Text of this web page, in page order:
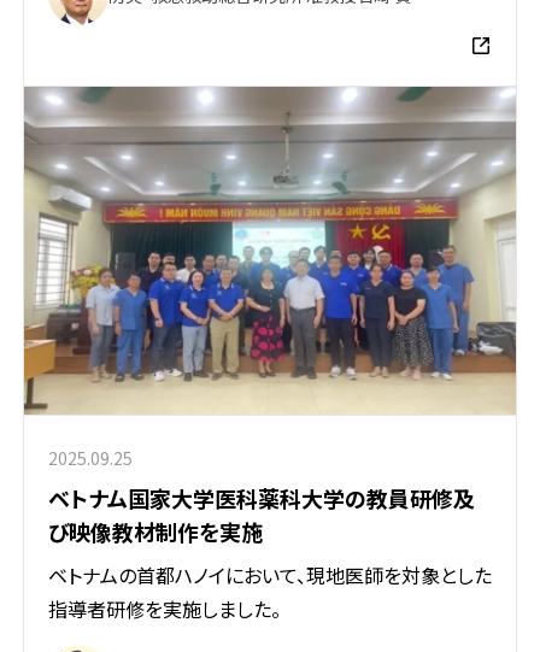
2025.09.25
ベトナム国家大学医科薬科大学の教員研修及
び映像教材制作を実施
ベトナムの首都ハノイにおいて、現地医師を対象とした
指導者研修を実施しました。